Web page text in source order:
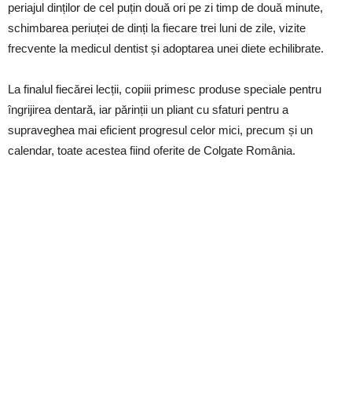
periajul dinților de cel puțin două ori pe zi timp de două minute,
schimbarea periuței de dinți la fiecare trei luni de zile, vizite
frecvente la medicul dentist și adoptarea unei diete echilibrate.
La finalul fiecărei lecții, copiii primesc produse speciale pentru
îngrijirea dentară, iar părinții un pliant cu sfaturi pentru a
supraveghea mai eficient progresul celor mici, precum și un
calendar, toate acestea fiind oferite de Colgate România.